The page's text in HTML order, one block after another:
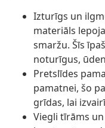
Izturīgs un
materiāls
smaržu. Šīs
noturīgus,
Pretslīdes
pamatnei, šo
grīdas, lai
Viegli tīrāms